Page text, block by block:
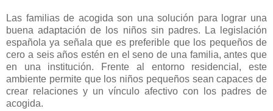
Las familias de acogida son una solución para lograr una
buena adaptación de los niños sin padres. La legislación
española ya señala que es preferible que los pequeños de
cero a seis años estén en el seno de una familia, antes que
en una institución. Frente al entorno residencial, este
ambiente permite que los niños pequeños sean capaces de
crear relaciones y un vínculo afectivo con los padres de
acogida.